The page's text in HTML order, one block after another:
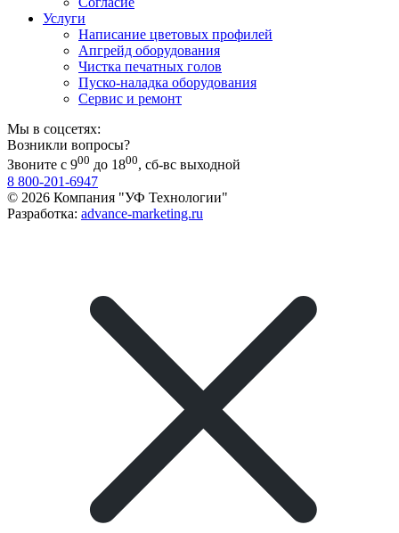
Услуги
Написание цветовых профилей
Апгрейд оборудования
Чистка печатных голов
Пуско-наладка оборудования
Сервис и ремонт
Мы в соцсетях:
Возникли вопросы?
Звоните с 900 до 1800, сб-вс выходной
8 800-201-6947
© 2026 Компания "УФ Технологии"
Разработка: advance-marketing.ru